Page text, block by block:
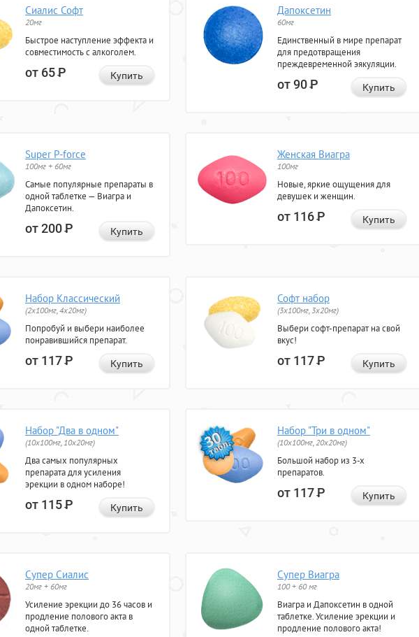
Сиалис Софт
20мг
Быстрое наступление эффекта и
совместимость с алкоголем.
от 65Р Купить
Дапоксетин
60мг
Единственный в мире препарат
для предотвращения
преждевременной эякуляции.
от 90Р Купить
Super P-force
100мг + 60мг
Самые популярные препараты в
одной таблетке — Виагра и
Дапоксетин.
от 200Р Купить
Женская Виагра
100мг
Новые, яркие ощущения для
девушек и женщин.
от 116Р Купить
Набор Классический
(2x100мг, 4x20мг)
Попробуй и выбери наиболее
понравившийся препарат.
от 117Р Купить
Софт набор
(3x100мг, 3x20мг)
Выбери софт-препарат на свой
вкус!
от 117Р Купить
Набор "Два в одном"
(10x100мг, 10x20мг)
Два самых популярных
препарата для усиления
эрекции в одном наборе!
от 115Р Купить
Набор "Три в одном"
(10x100мг, 20x20мг)
Большой набор из 3-х
препаратов.
от 117Р Купить
Супер Сиалис
20мг + 60мг
Усиление эрекции до 36 часов и
продление полового акта в
одной таблетке.
Супер Виагра
100 + 60 мг
Виагра и Дапоксетин в одной
таблетке. Усиление эрекции и
продление полового акта!